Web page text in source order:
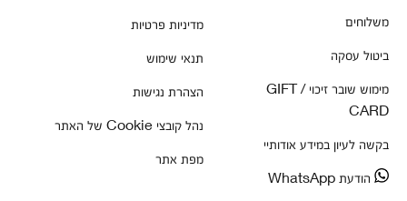
משלוחים
ביטול עסקה
מימוש שובר זיכוי / GIFT
CARD
בקשה לעיון במידע אודותיי
הודעת WhatsApp
מדיניות פרטיות
תנאי שימוש
הצהרת נגישות
נהל קובצי Cookie של האתר
מפת אתר